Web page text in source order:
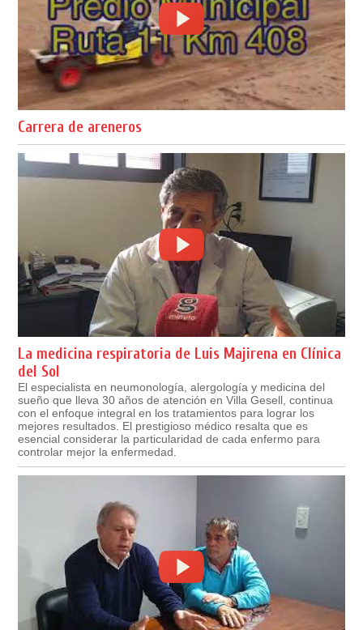
Carrera de areneros
La medicina respiratoria de Luis Majirena en Clínica
del Sol
El especialista en neumonología, alergología y medicina del
sueño que lleva 30 años de atención en Villa Gesell, continua
con el enfoque integral en los tratamientos para lograr los
mejores resultados. El prestigioso médico resalta que es
esencial considerar la particularidad de cada enfermo para
controlar mejor la enfermedad.